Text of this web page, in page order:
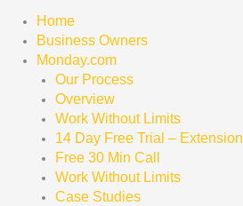
Home
Business Owners
Monday.com
Our Process
Overview
Work Without Limits
14 Day Free Trial – Extension
Free 30 Min Call
Work Without Limits
Case Studies